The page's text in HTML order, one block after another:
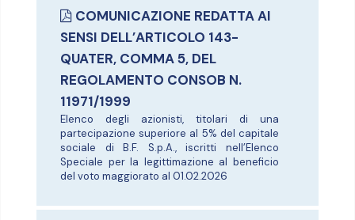
COMUNICAZIONE REDATTA AI
SENSI DELL’ARTICOLO 143-
QUATER, COMMA 5, DEL
REGOLAMENTO CONSOB N.
11971/1999
Elenco degli azionisti, titolari di una
partecipazione superiore al 5% del capitale
sociale di B.F. S.p.A., iscritti nell’Elenco
Speciale per la legittimazione al beneficio
del voto maggiorato al 01.02.2026